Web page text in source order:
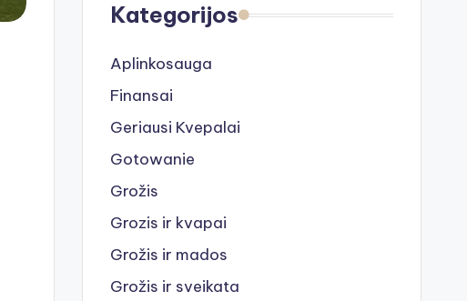
Kategorijos
Aplinkosauga
Finansai
Geriausi Kvepalai
Gotowanie
Grožis
Grozis ir kvapai
Grožis ir mados
Grožis ir sveikata